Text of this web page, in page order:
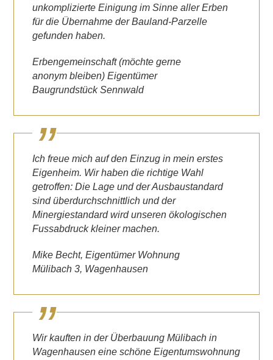
unkomplizierte Einigung im Sinne aller Erben
für die Übernahme der Bauland-Parzelle
gefunden haben.
Erbengemeinschaft (möchte gerne
anonym bleiben) Eigentümer
Baugrundstück Sennwald
Ich freue mich auf den Einzug in mein erstes
Eigenheim. Wir haben die richtige Wahl
getroffen: Die Lage und der Ausbaustandard
sind überdurchschnittlich und der
Minergiestandard wird unseren ökologischen
Fussabdruck kleiner machen.
Mike Becht, Eigentümer Wohnung
Mülibach 3, Wagenhausen
Wir kauften in der Überbauung Mülibach in
Wagenhausen eine schöne Eigentumswohnung